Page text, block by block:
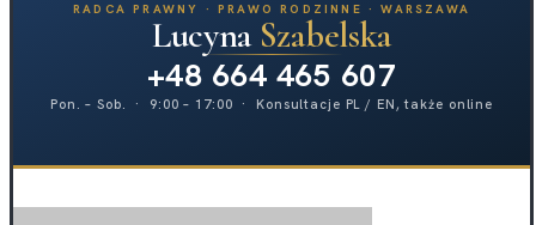
RADCA PRAWNY · PRAWO RODZINNE · WARSZAWA
Lucyna Szabelska
+48 664 465 607
Pon. – Sob. · 9:00 – 17:00 · Konsultacje PL / EN, także online